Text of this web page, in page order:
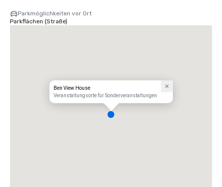
Parkmöglichkeiten vor Ort
Parkflächen (Straße)
Ben View House
Veranstaltungsorte für Sonderveranstaltungen